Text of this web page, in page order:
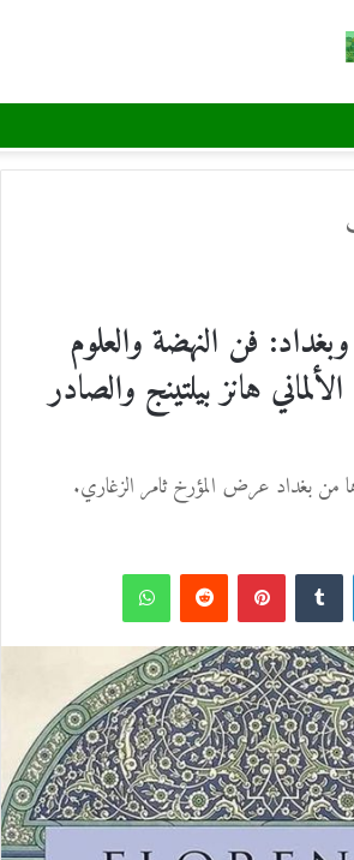
فن النهضة والعلوم
هانز بيلتينج والصادر
من بغداد عرض المؤرخ ثامر الزغاري.
ي
ن
ك
د
T
u
m
b
ي
ن
ت
ي
R
e
d
d
ا
ت
س
ا